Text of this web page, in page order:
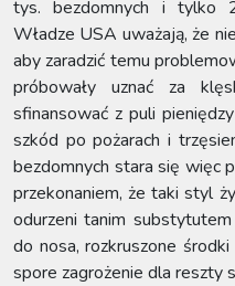
tys. bezdomnych i tylko
Władze USA uważają, że
aby zaradzić temu
próbowały uznać za
sfinansować z puli
szkód po pożarach i
bezdomnych stara się więc
przekonaniem, że taki styl
odurzeni tanim
do nosa, rozkruszone
spore zagrożenie dla reszty